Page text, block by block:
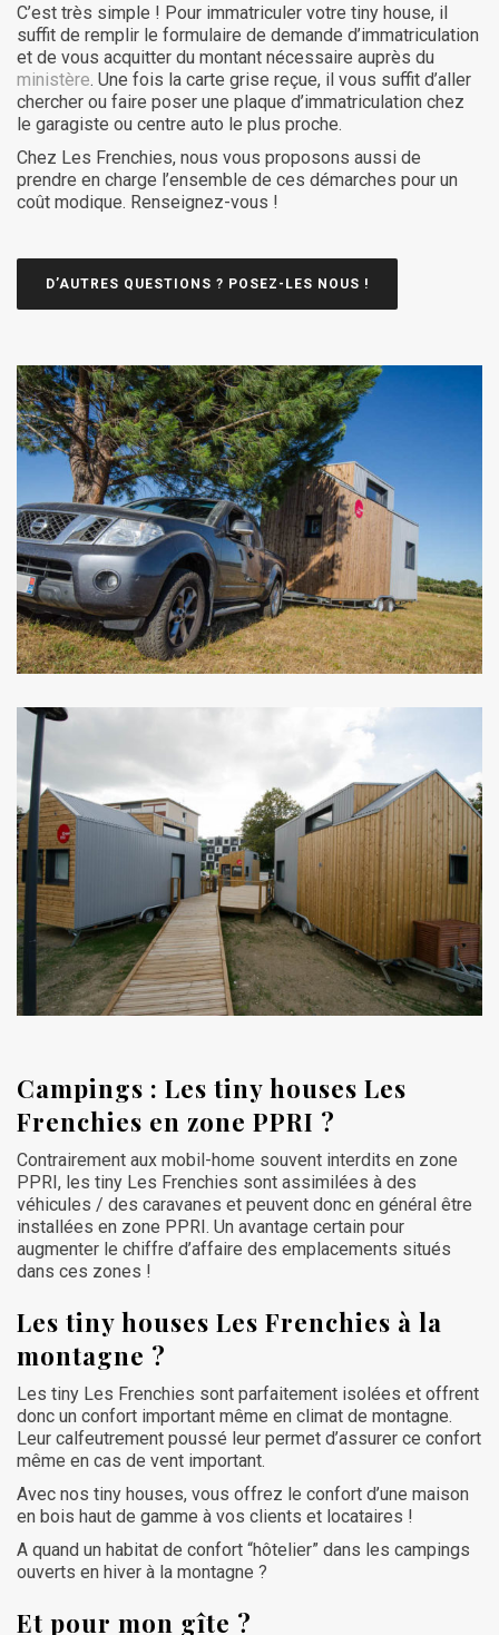
C’est très simple ! Pour immatriculer votre tiny house, il
suffit de remplir le formulaire de demande d’immatriculation
et de vous acquitter du montant nécessaire auprès du
ministère. Une fois la carte grise reçue, il vous suffit d’aller
chercher ou faire poser une plaque d’immatriculation chez
le garagiste ou centre auto le plus proche.
Chez Les Frenchies, nous vous proposons aussi de
prendre en charge l’ensemble de ces démarches pour un
coût modique. Renseignez-vous !
D’AUTRES QUESTIONS ? POSEZ-LES NOUS !
Campings : Les tiny houses Les
Frenchies en zone PPRI ?
Contrairement aux mobil-home souvent interdits en zone
PPRI, les tiny Les Frenchies sont assimilées à des
véhicules / des caravanes et peuvent donc en général être
installées en zone PPRI. Un avantage certain pour
augmenter le chiffre d’affaire des emplacements situés
dans ces zones !
Les tiny houses Les Frenchies à la
montagne ?
Les tiny Les Frenchies sont parfaitement isolées et offrent
donc un confort important même en climat de montagne.
Leur calfeutrement poussé leur permet d’assurer ce confort
même en cas de vent important.
Avec nos tiny houses, vous offrez le confort d’une maison
en bois haut de gamme à vos clients et locataires !
A quand un habitat de confort “hôtelier” dans les campings
ouverts en hiver à la montagne ?
Et pour mon gîte ?